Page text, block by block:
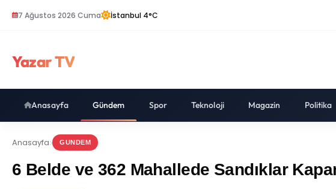
7 Ağustos 2026 Cuma İstanbul 4°C
Yazar TV
Anasayfa Gündem Spor Teknoloji Magazin Politika
Anasayfa GUNDEM
6 Belde ve 362 Mahallede Sandıklar